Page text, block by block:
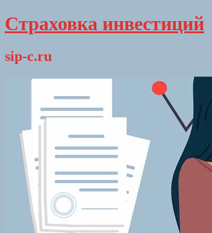
Страховка инвестиций
sip-c.ru